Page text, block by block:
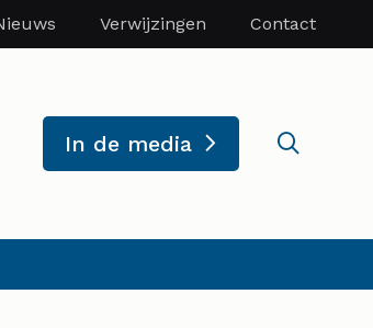
Verwijzingen Contact
In de media